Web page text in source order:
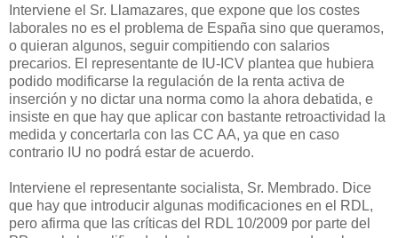
Interviene el Sr. Llamazares, que expone que los costes
laborales no es el problema de España sino que queramos,
o quieran algunos, seguir compitiendo con salarios
precarios. El representante de IU-ICV plantea que hubiera
podido modificarse la regulación de la renta activa de
inserción y no dictar una norma como la ahora debatida, e
insiste en que hay que aplicar con bastante retroactividad la
medida y concertarla con las CC AA, ya que en caso
contrario IU no podrá estar de acuerdo.
Interviene el representante socialista, Sr. Membrado. Dice
que hay que introducir algunas modificaciones en el RDL,
pero afirma que las críticas del RDL 10/2009 por parte del